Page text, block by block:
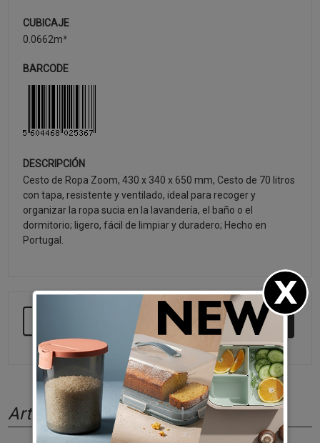
CUBICAJE
0.0662m³
BARCODE
DESCRIPCIÓN
Cesto de Ropa Zoom, 430 x 340 x 650 mm, Cesto de 70 litros
con tapa, resistente y ventilado, ideal para recoger y
organizar la ropa sucia en la lavandería, el baño o el
dormitorio; ligero, fácil de limpiar y duradero; Hecho en
Portugal.
SEGUIR COMPRANDO
Artículos relacionados